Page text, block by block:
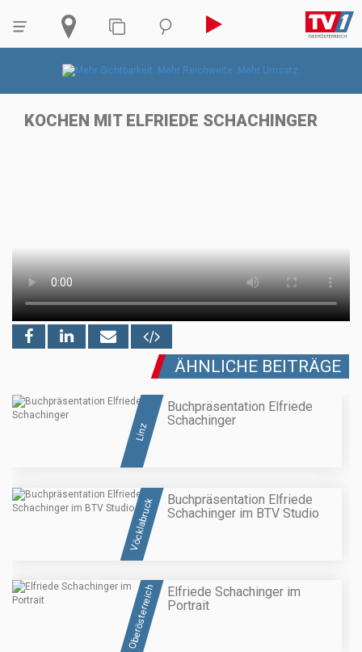
KOCHEN MIT ELFRIEDE SCHACHINGER
ÄHNLICHE BEITRÄGE
Linz
Buchpräsentation Elfriede
Schachinger
Vöcklabruck
Buchpräsentation Elfriede
Schachinger im BTV Studio
Oberösterreich
Elfriede Schachinger im
Portrait